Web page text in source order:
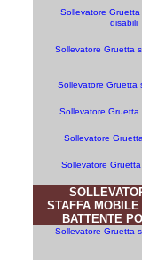
Sollevatore
disabili
Sollevatore Gruetta
Sollevatore Gruetta
Sollevatore Gruetta
Sollevatore
Sollevatore
STAFFA
BATTENTE
Sollevatore Gruetta